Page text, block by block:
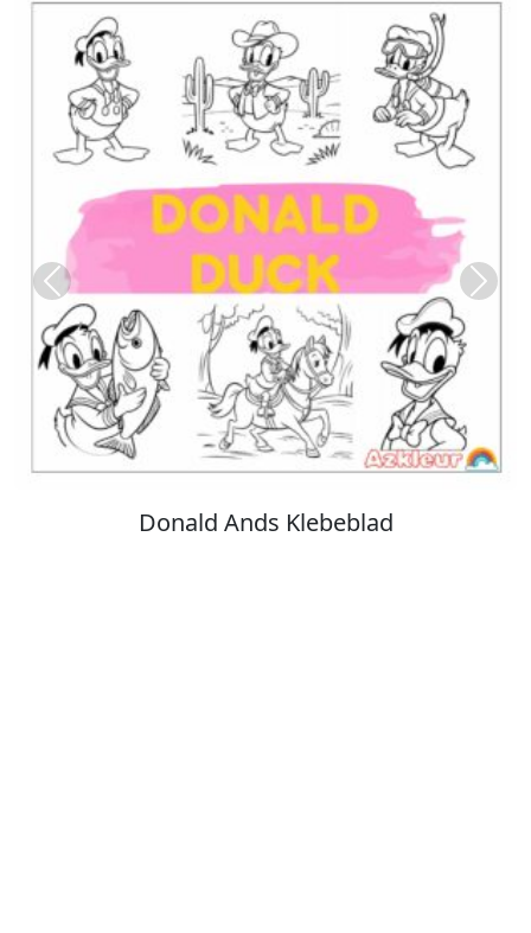
Stitch Farvelægning
Previous Next